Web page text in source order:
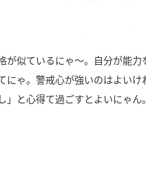
似ているにゃ～。自分が能力
ゃ。警戒心が強いのはよい
」と心得て過ごすとよいにゃん。